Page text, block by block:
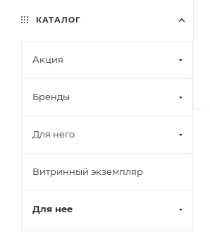
КАТАЛОГ
Акция
Бренды
Для него
Витринный экземпляр
Для нее